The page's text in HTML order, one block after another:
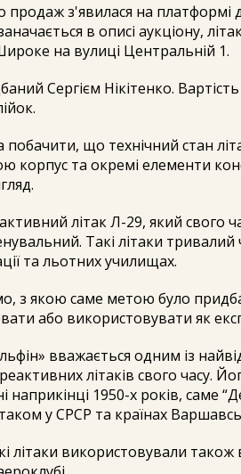
продаж з'явилася на платформі
в описі аукціону,
на вулиці Центральній 1.
Сергієм Нікітенко.
що технічний стан
корпус та окремі елементи
літак Л-29, який свого
Такі літаки тривалий
та льотних училищах.
з якою саме метою було
або використовувати як
вважається одним із
літаків свого часу.
наприкінці 1950-х років, саме
у СРСР та країнах
літаки використовували також